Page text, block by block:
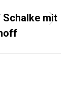
mit